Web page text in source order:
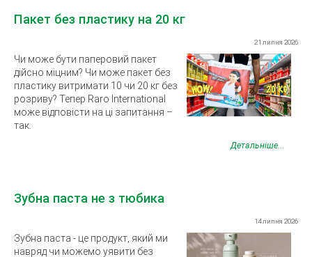
Пакет без пластику на 20 кг
21 липня 2026
Чи може бути паперовий пакет
дійсно міцним? Чи може пакет без
пластику витримати 10 чи 20 кг без
розриву? Тепер Raro International
може відповісти на ці запитання –
так.
Детальніше...
Зубна паста не з тюбика
14 липня 2026
Зубна паста - це продукт, який ми
навряд чи можемо уявити без